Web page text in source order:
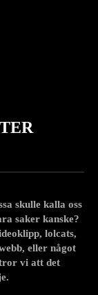
skulle kalla oss
saker kanske?
lolcats,
eller något
tror vi att det